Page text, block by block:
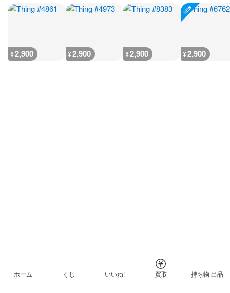
¥2,900 ¥2,900 ¥2,900 ¥2,900
ホーム くじ いいね! 買取 持ち物 出品